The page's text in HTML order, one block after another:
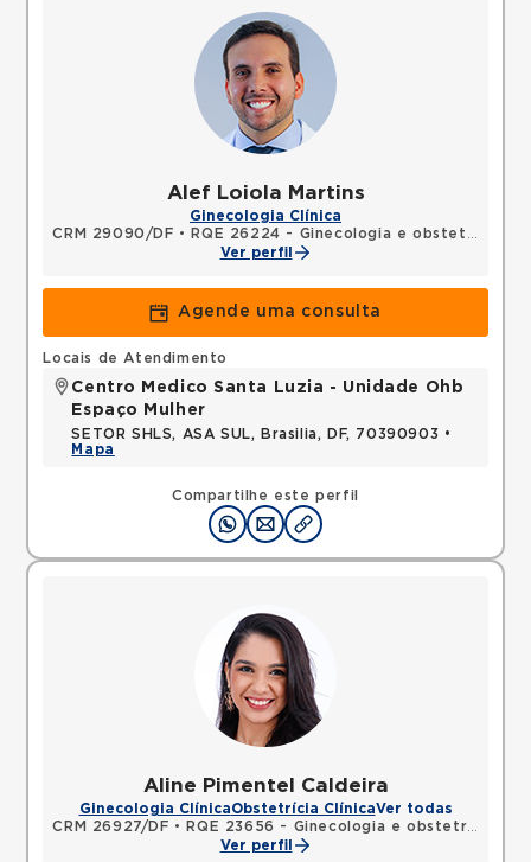
Alef Loiola Martins
Ginecologia Clínica
CRM 29090/DF •
RQE 26224 - Ginecologia e obstetrícia
Ver perfil
Agende uma consulta
Compartilhe este perfil
Locais de Atendimento
Centro Medico Santa Luzia - Unidade Ohb
Espaço Mulher
SETOR SHLS, ASA SUL, Brasilia, DF, 70390903 •
Mapa
Aline Pimentel Caldeira
Ginecologia ClínicaObstetrícia ClínicaVer todas
CRM 26927/DF •
RQE 23656 - Ginecologia e obstetrícia
Ver perfil